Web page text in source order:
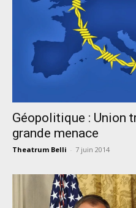
Géopolitique : Union
grande menace
Theatrum Belli - 7 juin 2014